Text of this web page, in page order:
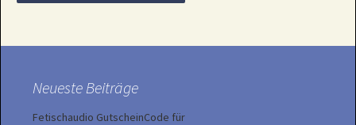
Neueste Beiträge
Fetischaudio GutscheinCode für